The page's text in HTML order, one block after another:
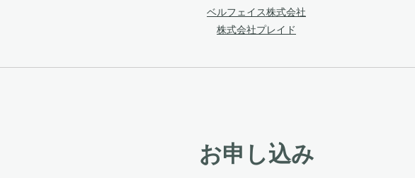
ベルフェイス株式会社
株式会社プレイド
お申し込み